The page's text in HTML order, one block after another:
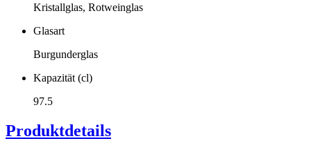
Kristallglas, Rotweinglas
Glasart
Burgunderglas
Kapazität (cl)
97.5
Produktdetails